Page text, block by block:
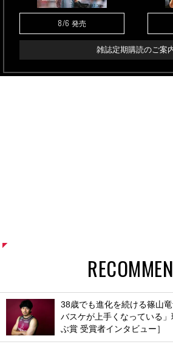
8/6 発売
雑誌定期購読のご案
38歳でも進化を続ける篠山
バスケが上手くなっている
ぶ賞 受賞者インタビュー］